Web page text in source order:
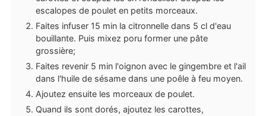
escalopes de poulet en petits morceaux.
Faites infuser 15 min la citronnelle dans 5 cl d'eau
bouillante. Puis mixez poru former une pâte
grossière;
Faites revenir 5 min l'oignon avec le gingembre et l'ail
dans l'huile de sésame dans une poêle à feu moyen.
Ajoutez ensuite les morceaux de poulet.
Quand ils sont dorés, ajoutez les carottes,